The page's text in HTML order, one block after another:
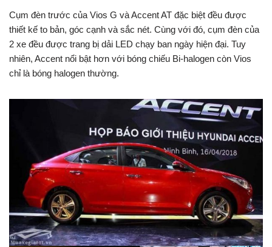
Cụm đèn trước của Vios G và Accent AT đặc biệt đều được
thiết kế to bản, góc cạnh và sắc nét. Cùng với đó, cụm đèn của
2 xe đều được trang bị dải LED chạy ban ngày hiện đại. Tuy
nhiên, Accent nổi bật hơn với bóng chiếu Bi-halogen còn Vios
chỉ là bóng halogen thường.